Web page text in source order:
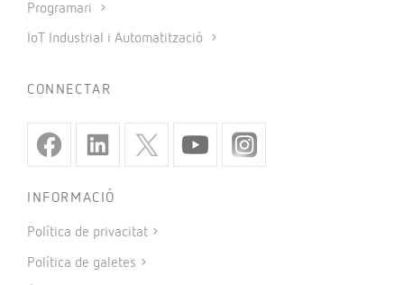
Programari
IoT Industrial i Automatització
CONNECTAR
INFORMACIÓ
Política de privacitat
Política de galetes